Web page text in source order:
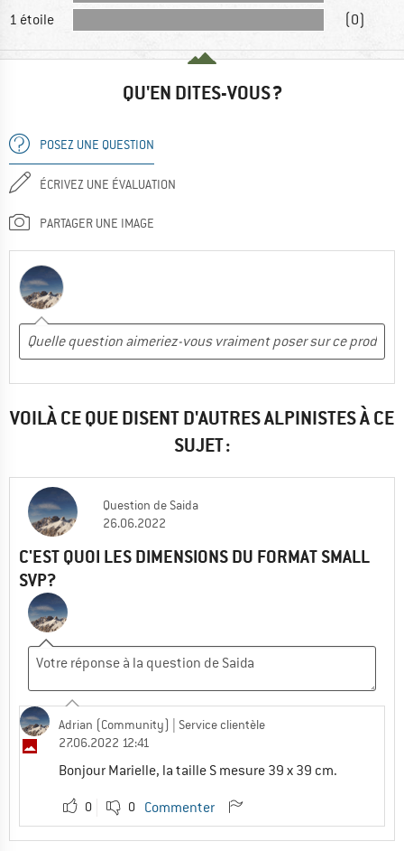
1 étoile
(0)
QU'EN DITES-VOUS ?
POSEZ UNE QUESTION
ÉCRIVEZ UNE ÉVALUATION
PARTAGER UNE IMAGE
VOILÀ CE QUE DISENT D'AUTRES ALPINISTES À CE
SUJET :
Question de Saida
26.06.2022
C'EST QUOI LES DIMENSIONS DU FORMAT SMALL
SVP?
Adrian (Community)
| Service clientèle
27.06.2022 12:41
Bonjour Marielle, la taille S mesure 39 x 39 cm.
0 0 Commenter